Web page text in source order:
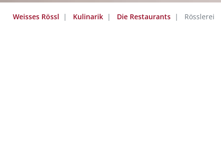
Weisses Rössl Kulinarik Die Restaurants Rösslerei